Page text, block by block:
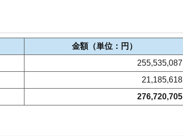
金額（単位：円）
255,535,087
21,185,618
276,720,705